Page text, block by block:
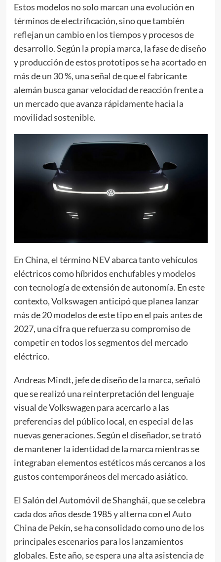
Estos modelos no solo marcan una evolución en
términos de electrificación, sino que también
reflejan un cambio en los tiempos y procesos de
desarrollo. Según la propia marca, la fase de diseño
y producción de estos prototipos se ha acortado en
más de un 30 %, una señal de que el fabricante
alemán busca ganar velocidad de reacción frente a
un mercado que avanza rápidamente hacia la
movilidad sostenible.
En China, el término NEV abarca tanto vehículos
eléctricos como híbridos enchufables y modelos
con tecnología de extensión de autonomía. En este
contexto, Volkswagen anticipó que planea lanzar
más de 20 modelos de este tipo en el país antes de
2027, una cifra que refuerza su compromiso de
competir en todos los segmentos del mercado
eléctrico.
Andreas Mindt, jefe de diseño de la marca, señaló
que se realizó una reinterpretación del lenguaje
visual de Volkswagen para acercarlo a las
preferencias del público local, en especial de las
nuevas generaciones. Según el diseñador, se trató
de mantener la identidad de la marca mientras se
integraban elementos estéticos más cercanos a los
gustos contemporáneos del mercado asiático.
El Salón del Automóvil de Shanghái, que se celebra
cada dos años desde 1985 y alterna con el Auto
China de Pekín, se ha consolidado como uno de los
principales escenarios para los lanzamientos
globales. Este año, se espera una alta asistencia de